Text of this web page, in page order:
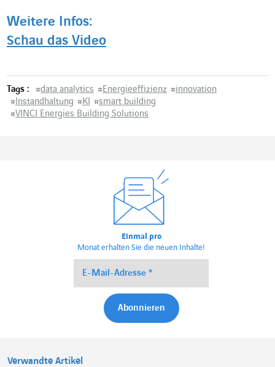
Weitere Infos:
Schau das Video
Tags : #data analytics #Energieeffizienz #innovation
# Instandhaltung #KI #smart building
#VINCI Energies Building Solutions
Einmal pro
Monat erhalten Sie die neuen Inhalte!
Verwandte Artikel